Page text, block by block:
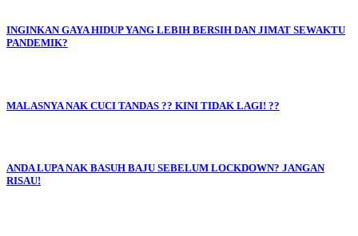
INGINKAN GAYA HIDUP YANG LEBIH BERSIH DAN JIMAT SEWAKTU
PANDEMIK?
MALASNYA NAK CUCI TANDAS ?? KINI TIDAK LAGI! ??
ANDA LUPA NAK BASUH BAJU SEBELUM LOCKDOWN? JANGAN
RISAU!